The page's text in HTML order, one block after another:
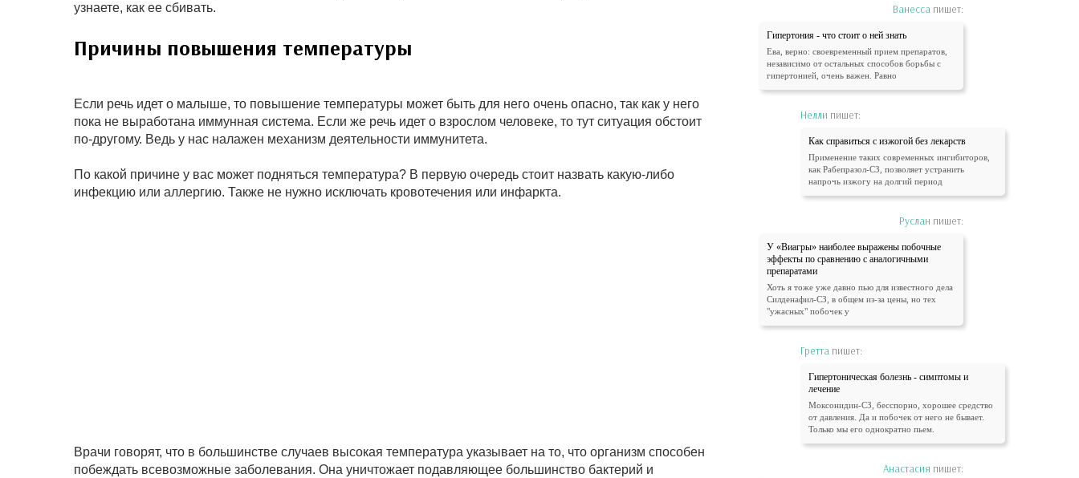
узнаете, как ее сбивать.
Причины повышения температуры
Если речь идет о малыше, то повышение температуры может быть для него очень опасно, так как у него
пока не выработана иммунная система. Если же речь идет о взрослом человеке, то тут ситуация обстоит
по-другому. Ведь у нас налажен механизм деятельности иммунитета.
По какой причине у вас может подняться температура? В первую очередь стоит назвать какую-либо
инфекцию или аллергию. Также не нужно исключать кровотечения или инфаркта.
Врачи говорят, что в большинстве случаев высокая температура указывает на то, что организм способен
побеждать всевозможные заболевания. Она уничтожает подавляющее большинство бактерий и
Ванесса пишет:
Гипертония - что стоит о ней знать
Ева, верно: своевременный прием препаратов,
независимо от остальных способов борьбы с
гипертонией, очень важен. Равно
Нелли пишет:
Как справиться с изжогой без лекарств
Применение таких современных ингибиторов,
как Рабепразол-СЗ, позволяет устранить
напрочь изжогу на долгий период
Руслан пишет:
У «Виагры» наиболее выражены побочные
эффекты по сравнению с аналогичными
препаратами
Хоть я тоже уже давно пью для известного дела
Силденафил-СЗ, в общем из-за цены, но тех
"ужасных" побочек у
Гретта пишет:
Гипертоническая болезнь - симптомы и
лечение
Моксонидин-СЗ, бесспорно, хорошее средство
от давления. Да и побочек от него не бывает.
Только мы его однократно пьем.
Анастасия пишет: